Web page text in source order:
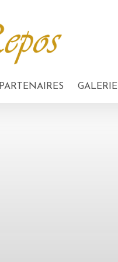
PARTENAIRES GALERIE